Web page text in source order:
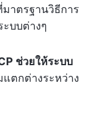
าตรฐานวิธีการ
ะบบต่างๆ
ช่วยให้ระบบ
ตกต่างระหว่าง